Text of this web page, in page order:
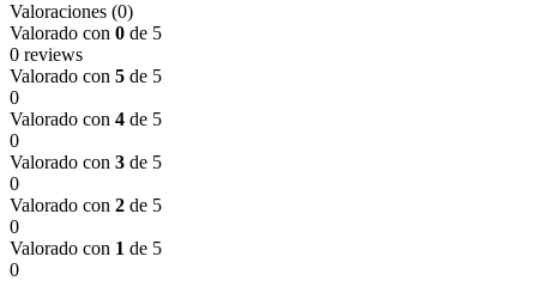
Valoraciones (0)
Valorado con 0 de 5
0 reviews
Valorado con 5 de 5
0
Valorado con 4 de 5
0
Valorado con 3 de 5
0
Valorado con 2 de 5
0
Valorado con 1 de 5
0